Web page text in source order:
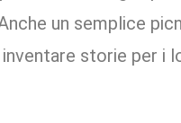
un semplice
storie per i